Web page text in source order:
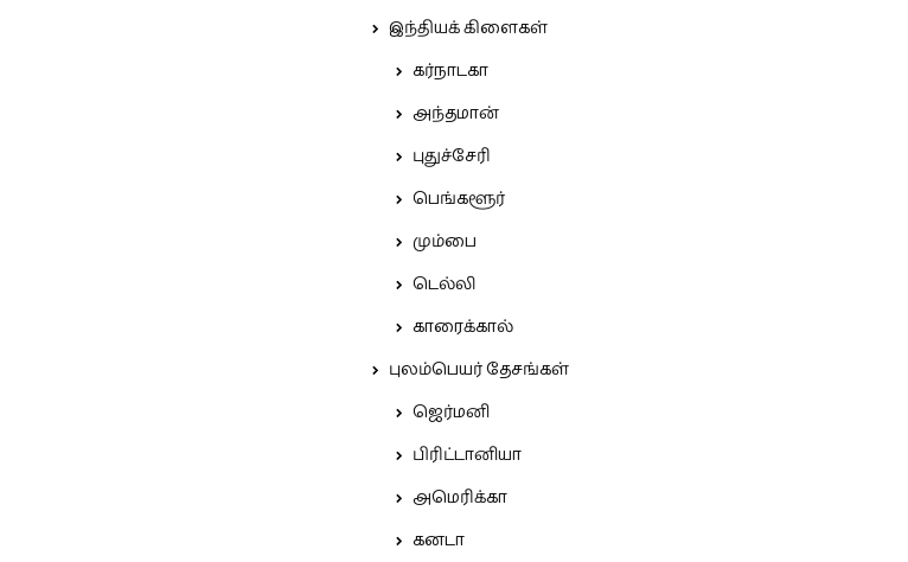
இந்தியக் கிளைகள்
கர்நாடகா
அந்தமான்
புதுச்சேரி
பெங்களூர்
மும்பை
டெல்லி
காரைக்கால்
புலம்பெயர் தேசங்கள்
ஜெர்மனி
பிரிட்டானியா
அமெரிக்கா
கனடா